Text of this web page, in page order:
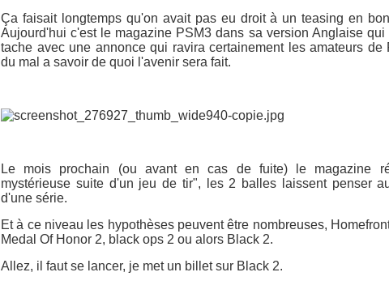
Ça faisait longtemps qu'on avait pas eu droit à un teasing en
Aujourd'hui c'est le magazine PSM3 dans sa version Anglaise qui
tache avec une annonce qui ravira certainement les amateurs de
du mal a savoir de quoi l'avenir sera fait.
Le mois prochain (ou avant en cas de fuite) le magazine
mystérieuse suite d'un jeu de tir", les 2 balles laissent penser
d'une série.
Et à ce niveau les hypothèses peuvent être nombreuses,
Medal Of Honor 2, black ops 2 ou alors Black 2.
Allez, il faut se lancer, je met un billet sur Black 2.